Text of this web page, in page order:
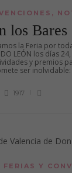
,
los Bares
la Feria por
LEÓN los días
y premios
ser inolvidable:
1917
FERIAS Y